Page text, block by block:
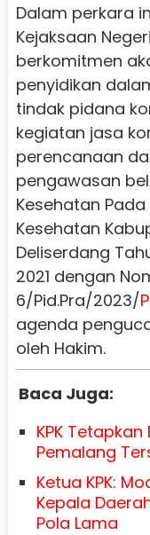
Dalam perkara
Kejaksaan
berkomitmen
penyidikan
tindak pidana
kegiatan jasa
perencanaan
pengawasan
Kesehatan Pada
Kesehatan
Deliserdang
2021 dengan
6/Pid.Pra/2023/
agenda
oleh Hakim.
Baca Juga:
KPK Tetapkan
Pemalang
Ketua KPK:
Kepala
Pola Lama